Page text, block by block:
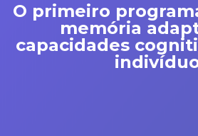
O primeiro
memória
capacidades